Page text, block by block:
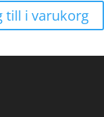
till i varukorg